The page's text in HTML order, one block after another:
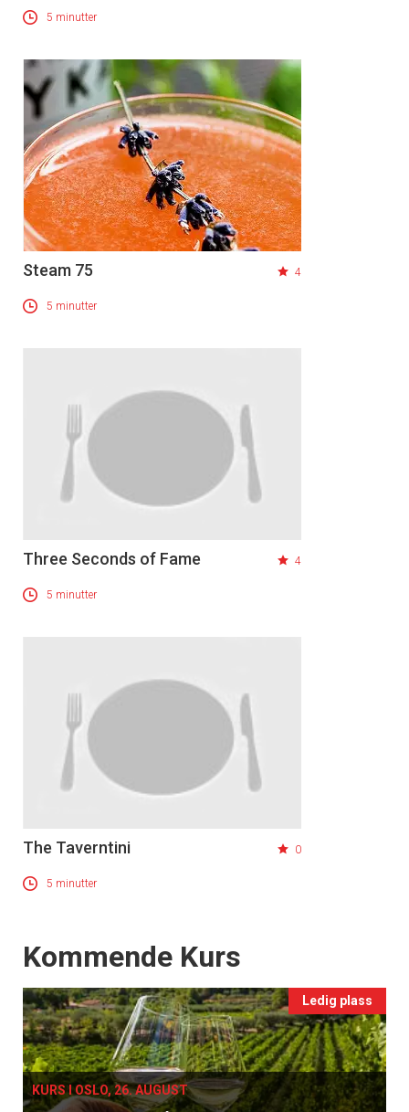
5 minutter
Steam 75 4
5 minutter
Three Seconds of Fame 4
5 minutter
The Taverntini 0
5 minutter
Events
Kommende Kurs
Ledig plass
KURS I OSLO, 26. AUGUST